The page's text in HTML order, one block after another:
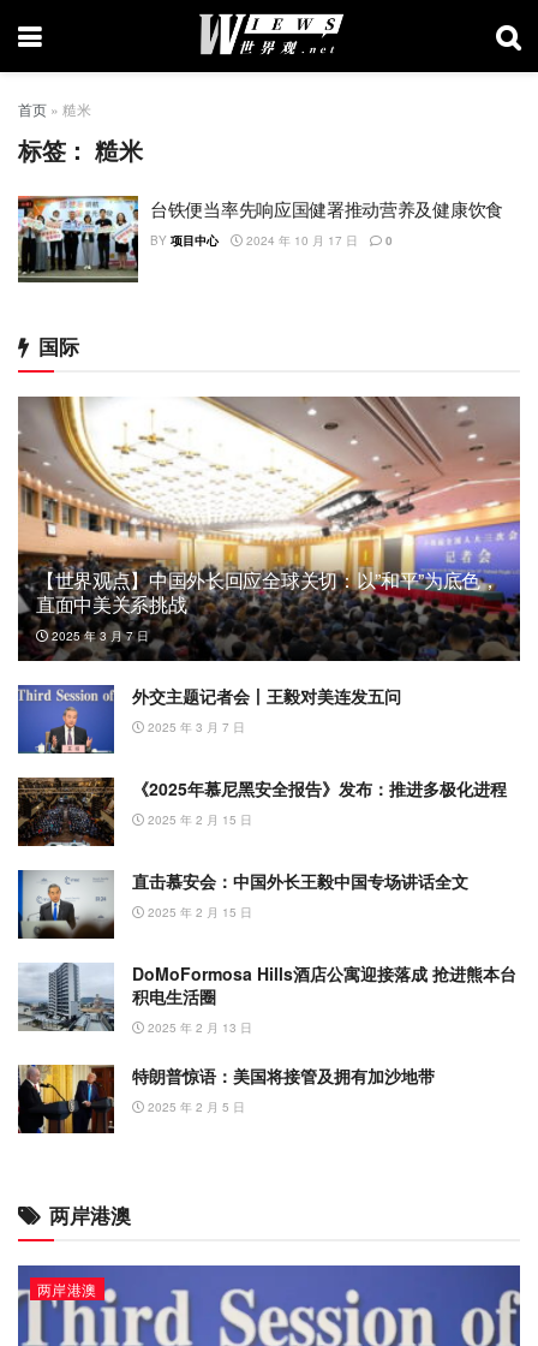
首页 » 糙米
标签：糙米
台铁便当率先响应国健署推动营养及健康饮食
BY 项目中心 2024 年 10 月 17 日 0
国际
【世界观点】中国外长回应全球关切：以”和平”为底色，
直面中美关系挑战
2025 年 3 月 7 日
外交主题记者会丨王毅对美连发五问
2025 年 3 月 7 日
《2025年慕尼黑安全报告》发布：推进多极化进程
2025 年 2 月 15 日
直击慕安会：中国外长王毅中国专场讲话全文
2025 年 2 月 15 日
DoMoFormosa Hills酒店公寓迎接落成 抢进熊本台
积电生活圈
2025 年 2 月 13 日
特朗普惊语：美国将接管及拥有加沙地带
2025 年 2 月 5 日
两岸港澳
两岸港澳